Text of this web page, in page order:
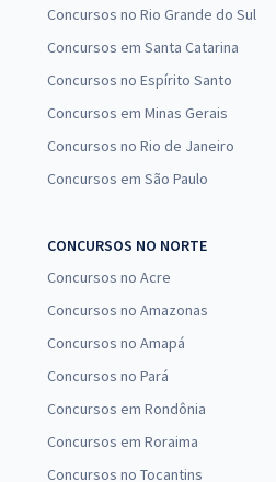
Concursos no Rio Grande do Sul
Concursos em Santa Catarina
Concursos no Espírito Santo
Concursos em Minas Gerais
Concursos no Rio de Janeiro
Concursos em São Paulo
CONCURSOS NO NORTE
Concursos no Acre
Concursos no Amazonas
Concursos no Amapá
Concursos no Pará
Concursos em Rondônia
Concursos em Roraima
Concursos no Tocantins